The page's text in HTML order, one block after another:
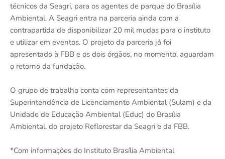
técnicos da Seagri, para os agentes de parque do Brasília
Ambiental. A Seagri entra na parceria ainda com a
contrapartida de disponibilizar 20 mil mudas para o instituto
e utilizar em eventos. O projeto da parceria já foi
apresentado à FBB e os dois órgãos, no momento, aguardam
o retorno da fundação.
O grupo de trabalho conta com representantes da
Superintendência de Licenciamento Ambiental (Sulam) e da
Unidade de Educação Ambiental (Educ) do Brasília
Ambiental, do projeto Reflorestar da Seagri e da FBB.
*Com informações do Instituto Brasília Ambiental